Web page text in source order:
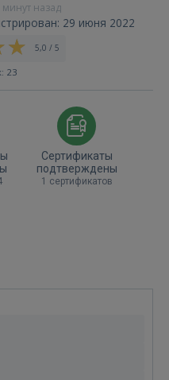
назад
29 июня 2022
5,0 / 5
23
Сертификаты
подтверждены
1 сертификатов